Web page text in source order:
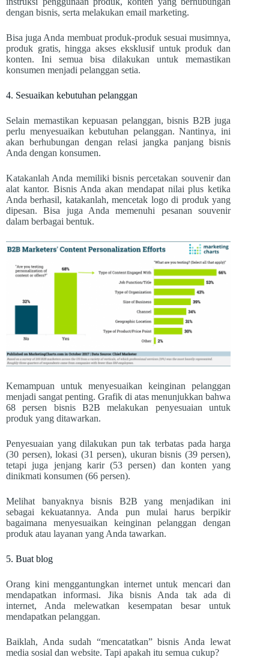
dengan bisnis, serta melakukan email marketing.
Bisa juga Anda membuat produk-produk sesuai musimnya,
produk gratis, hingga akses eksklusif untuk produk dan
konten. Ini semua bisa dilakukan untuk memastikan
konsumen menjadi pelanggan setia.
4. Sesuaikan kebutuhan pelanggan
Selain memastikan kepuasan pelanggan, bisnis B2B juga
perlu menyesuaikan kebutuhan pelanggan. Nantinya, ini
akan berhubungan dengan relasi jangka panjang bisnis
Anda dengan konsumen.
Katakanlah Anda memiliki bisnis percetakan souvenir dan
alat kantor. Bisnis Anda akan mendapat nilai plus ketika
Anda berhasil, katakanlah, mencetak logo di produk yang
dipesan. Bisa juga Anda memenuhi pesanan souvenir
dalam berbagai bentuk.
Kemampuan untuk menyesuaikan keinginan pelanggan
menjadi sangat penting. Grafik di atas menunjukkan bahwa
68 persen bisnis B2B melakukan penyesuaian untuk
produk yang ditawarkan.
Penyesuaian yang dilakukan pun tak terbatas pada harga
(30 persen), lokasi (31 persen), ukuran bisnis (39 persen),
tetapi juga jenjang karir (53 persen) dan konten yang
dinikmati konsumen (66 persen).
Melihat banyaknya bisnis B2B yang menjadikan ini
sebagai kekuatannya. Anda pun mulai harus berpikir
bagaimana menyesuaikan keinginan pelanggan dengan
produk atau layanan yang Anda tawarkan.
5. Buat blog
Orang kini menggantungkan internet untuk mencari dan
mendapatkan informasi. Jika bisnis Anda tak ada di
internet, Anda melewatkan kesempatan besar untuk
mendapatkan pelanggan.
Baiklah, Anda sudah “mencatatkan” bisnis Anda lewat
media sosial dan website. Tapi apakah itu semua cukup?